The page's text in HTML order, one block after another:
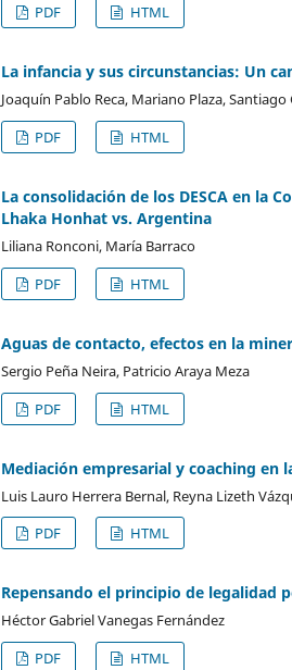
PDF
HTML
La infancia y sus circunstancias: Un
Joaquín Pablo Reca, Mariano Plaza, Santiago
PDF
HTML
La consolidación de los DESCA en la
Lhaka Honhat vs. Argentina
Liliana Ronconi, María Barraco
PDF
HTML
Aguas de contacto, efectos en la
Sergio Peña Neira, Patricio Araya Meza
PDF
HTML
Mediación empresarial y coaching en
Luis Lauro Herrera Bernal, Reyna Lizeth
PDF
HTML
Repensando el principio de legalidad
Héctor Gabriel Vanegas Fernández
PDF
HTML